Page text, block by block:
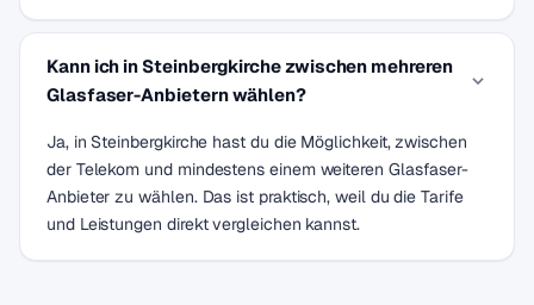
Kann ich in Steinbergkirche zwischen mehreren
Glasfaser-Anbietern wählen?
Ja, in Steinbergkirche hast du die Möglichkeit, zwischen
der Telekom und mindestens einem weiteren Glasfaser-
Anbieter zu wählen. Das ist praktisch, weil du die Tarife
und Leistungen direkt vergleichen kannst.